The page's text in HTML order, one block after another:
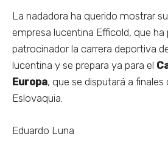
La nadadora ha querido mostrar
empresa lucentina Efficold, que
patrocinador la carrera deportiva
lucentina y se prepara ya para el
Europa, que se disputará a
Eslovaquia.
Eduardo Luna